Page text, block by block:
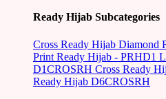
Ready Hijab Subcategories
Cross Ready Hijab Diamond
Print Ready Hijab - PRHD1
D1CROSRH Cross Ready
Ready Hijab D6CROSRH